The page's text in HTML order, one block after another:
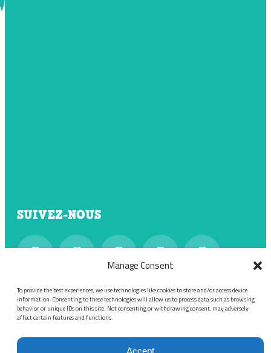
Manage Consent
To provide the best experiences, we use technologies like cookies to store and/or access device
information. Consenting to these technologies will allow us to process data such as browsing
behavior or unique IDs on this site. Not consenting or withdrawing consent, may adversely
affect certain features and functions.
Accept
SUIVEZ-NOUS
Envoyez-nous un courriel à
info@viteplusdarbres.fr